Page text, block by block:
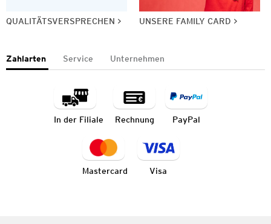
QUALITÄTSVERSPRECHEN UNSERE FAMILY CARD
Zahlarten Service Unternehmen
In der Filiale Rechnung PayPal
Mastercard Visa